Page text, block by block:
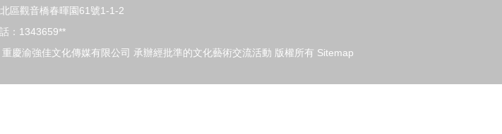
區觀音橋春暉園61號1-1-2
：1343659**
重慶渝強佳文化傳媒有限公司 承辦經批準的文化藝術交流活動 版權所有 Sitemap